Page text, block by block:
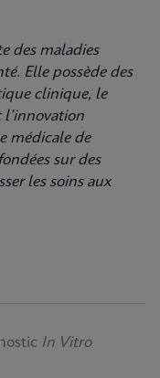
des maladies
Elle possède des
clinique, le
l’innovation
médicale de
sur des
les soins aux
In Vitro